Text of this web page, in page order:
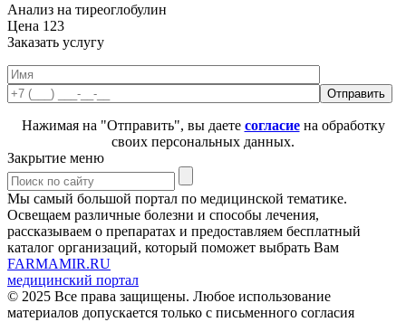
Анализ на тиреоглобулин
Цена 123
Заказать услугу
Нажимая на "Отправить", вы даете согласиена обработку
своих персональных данных.
Закрытие меню
Мы самый большой портал по медицинской тематике.
Освещаем различные болезни и способы лечения,
рассказываем о препаратах и предоставляем бесплатный
каталог организаций, который поможет выбрать Вам
FARMAMIR.RU
медицинский портал
© 2025 Все права защищены. Любое использование
материалов допускается только с письменного согласия